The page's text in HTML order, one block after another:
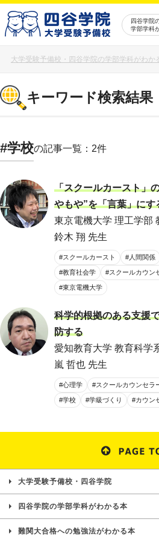
四谷学院
学部学科
大学受験予備校・四谷学院の学部学科がわか
キーワード検索結果
#学校の記事一覧：2件
「スクールカースト」
やもや”を「言葉」にす
東京電機大学 理工学部
鈴木 翔 先生
#スクールカースト #人間関係
#教育社会学 #スクールカウン
#東京電機大学
科学的根拠のある支援
防する
愛知教育大学 教育科学
嵐 哲也 先生
#心理学 #スクールカウンセラ
#学校 #学級づくり #カウン
大学受験予備校・四谷学院
四谷学院の学部学科がわかる本
難関大合格への勉強法がわかる本